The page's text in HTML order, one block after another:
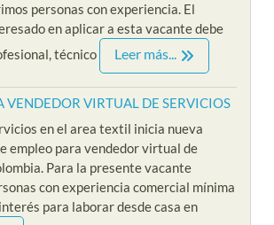
personas con experiencia. El
en aplicar a esta vacante debe
técnico
Leer más...
VENDEDOR VIRTUAL DE SERVICIOS
en el area textil inicia nueva
empleo para vendedor virtual de
Para la presente vacante
con experiencia comercial mínima
para laborar desde casa en